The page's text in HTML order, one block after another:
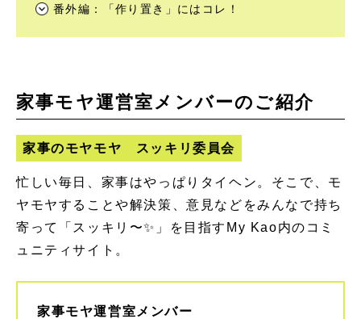
番外編：「作り置き」にはコレ！
家事モヤ運営室メンバーのご紹介
家事のモヤモヤ スッキリ委員会
忙しい毎日、家事はやっぱりタイヘン。そこで、モ
ヤモヤすることや解決策、意見などをみんなで持ち
寄って「スッキリ〜✨」を目指すMy Kao内のコミ
ュニティサイト。
家事モヤ運営室メンバー